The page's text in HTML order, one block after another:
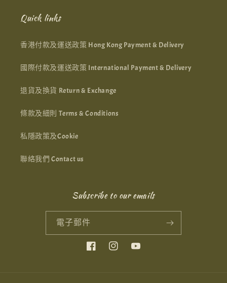
Quick links
香港付款及運送政策 Hong Kong Payment & Delivery
國際付款及運送政策 International Payment & Delivery
退貨及換貨 Return & Exchange
條款及細則 Terms & Conditions
私隱政策及Cookie
聯絡我們 Contact us
Subscribe to our emails
電子郵件
FacebookInstagramYouTube